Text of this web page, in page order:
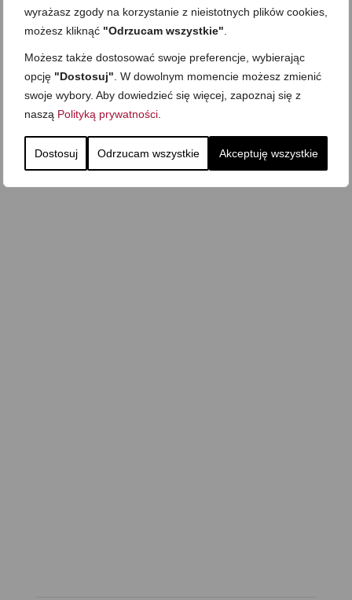
wyrażasz zgody na korzystanie z nieistotnych plików cookies,
możesz kliknąć "Odrzucam wszystkie"
Możesz także dostosować swoje preferencje, wybierając
opcję "Dostosuj" . W dowolnym momencie możesz zmienić
swoje wybory. Aby dowiedzieć się więcej, zapoznaj się z
naszą Polityką prywatności
Dostosuj Odrzucam wszystkie Akceptuję wszystkie